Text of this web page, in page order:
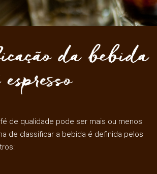
de qualidade pode ser mais ou menos
de classificar a bebida é definida pelos